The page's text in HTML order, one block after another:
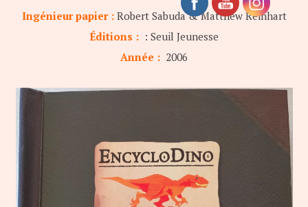
Ingénieur papier :Robert Sabuda & Matthew Reinhart
Éditions : : Seuil Jeunesse
Année : 2006